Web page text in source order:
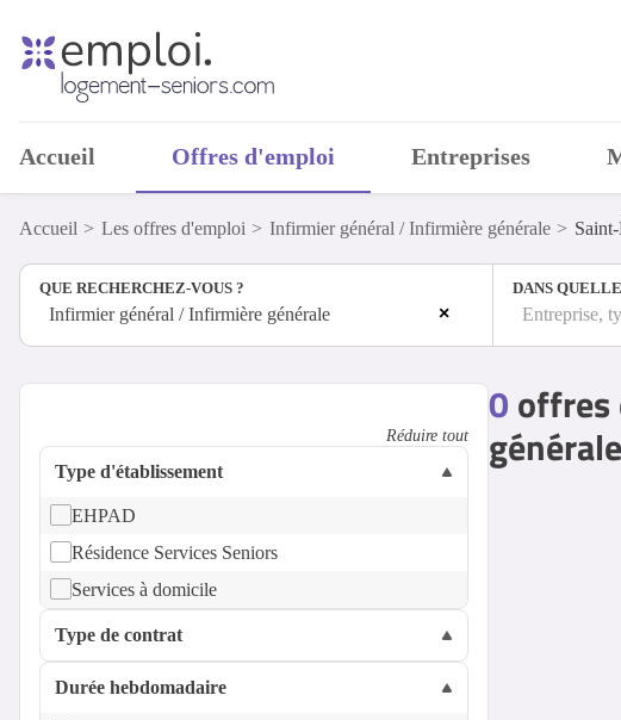
Accueil Offres d'emploi Entreprises
Accueil Les offres d'emploi Infirmier général / Infirmière générale
QUE RECHERCHEZ-VOUS ?
×
Infirmier général / Infirmière générale
DANS
Entreprise,
0
Réduire tout
Type d'établissement
EHPAD
Résidence Services Seniors
Services à domicile
Type de contrat
Durée hebdomadaire